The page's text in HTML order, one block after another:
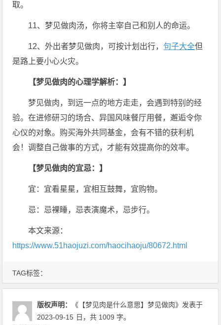
TAG标签：
取。
11、梦见做肉汤，你将主宰自己和别人的命运。
12、外出者梦见做肉，可按计划出行， 句子大全但
是路上要小心火灾。
【梦见做肉的心理学解析：】
梦见做肉，到远一点的地方走走，会遇到特别的经
验。在进修研习的场合、异国风味餐厅用餐，邂逅令你
心仪的对象。购买海外共同基金，会有不错的获利机
会！调整自己做事的方式，才能有效提高你的效率。
【梦见做肉的宜忌：】
宜：宜看星星，宜相互鼓舞，宜购物。
忌：忌裸睡，忌表演魔术，忌步行。
本文来源：
https://www.51haojuzi.com/haocihaoju/80672.html
版权声明： 《【梦见肉是什么意思】梦见做肉》 发表于
2023-09-15 日 ，共 1009 字。